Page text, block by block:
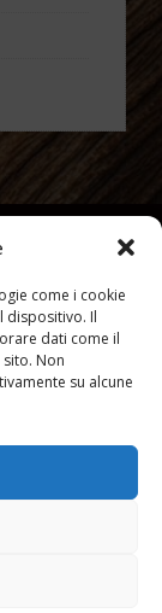
come i cookie
dispositivo. Il
dati come il
Non
su alcune